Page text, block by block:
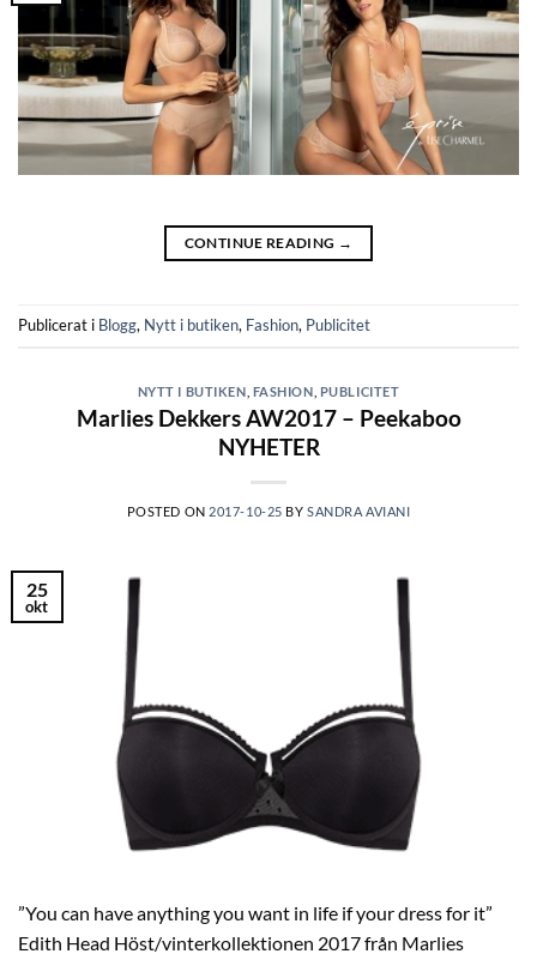
CONTINUE READING →
Publicerat i Blogg, Nytt i butiken, Fashion, Publicitet
NYTT I BUTIKEN FASHION PUBLICITET
Marlies Dekkers AW2017 – Peekaboo
NYHETER
POSTED ON 2017-10-25 BYSANDRA AVIANI
25
okt
”You can have anything you want in life if your dress for it”
Edith Head Höst/vinterkollektionen 2017 från Marlies